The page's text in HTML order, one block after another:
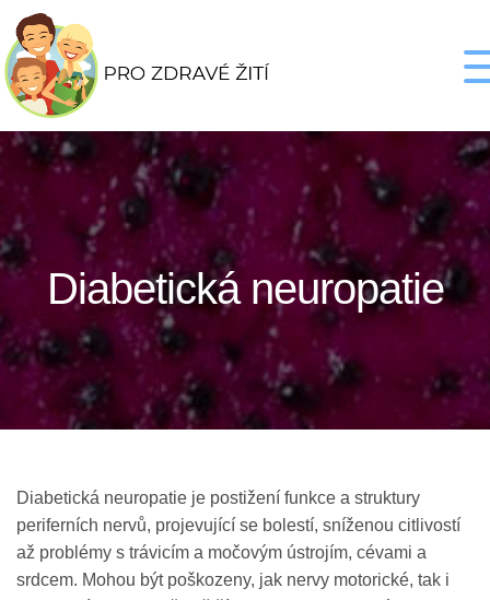
Diabetická neuropatie
Diabetická neuropatie je postižení funkce a struktury
periferních nervů, projevující se bolestí, sníženou citlivostí
až problémy s trávicím a močovým ústrojím, cévami a
srdcem. Mohou být poškozeny, jak nervy motorické, tak i